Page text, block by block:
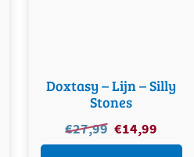
Doxtasy – Lijn – Silly
Stones
€27,99 Oorspronkelijke
prijs
€14,99
prijs